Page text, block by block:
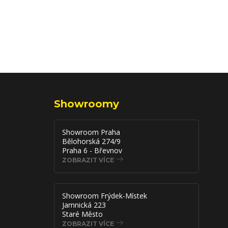
Showroomy
Showroom Praha
Bělohorská 274/9
Praha 6 - Břevnov
ZOBRAZIT VÍCE
Showroom Frýdek-Místek
Jamnická 223
Staré Město
ZOBRAZIT VÍCE